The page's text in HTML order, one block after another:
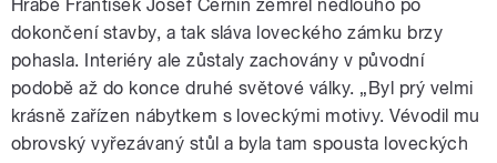
Hrabě František Josef Černín zemřel nedlouho po
dokončení stavby, a tak sláva loveckého zámku brzy
pohasla. Interiéry ale zůstaly zachovány v původní
podobě až do konce druhé světové války. „Byl prý velmi
krásně zařízen nábytkem s loveckými motivy. Vévodil mu
obrovský vyřezávaný stůl a byla tam spousta loveckých